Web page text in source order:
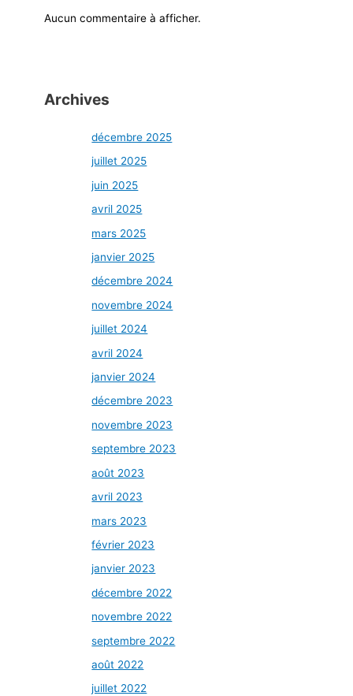
Aucun commentaire à afficher.
Archives
décembre 2025
juillet 2025
juin 2025
avril 2025
mars 2025
janvier 2025
décembre 2024
novembre 2024
juillet 2024
avril 2024
janvier 2024
décembre 2023
novembre 2023
septembre 2023
août 2023
avril 2023
mars 2023
février 2023
janvier 2023
décembre 2022
novembre 2022
septembre 2022
août 2022
juillet 2022